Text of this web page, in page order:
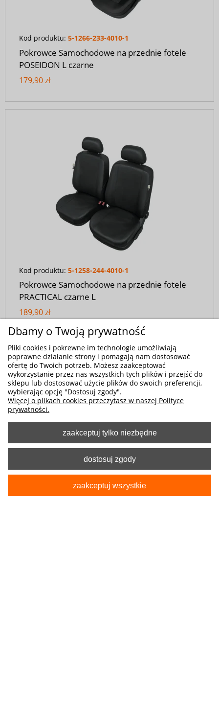
Kod produktu: 5-1266-233-4010-1
Pokrowce Samochodowe na przednie fotele
POSEIDON L czarne
179,90 zł
Kod produktu: 5-1258-244-4010-1
Pokrowce Samochodowe na przednie fotele
PRACTICAL czarne L
189,90 zł
Dbamy o Twoją prywatność
Pliki cookies i pokrewne im technologie umożliwiają
poprawne działanie strony i pomagają nam dostosować
ofertę do Twoich potrzeb. Możesz zaakceptować
wykorzystanie przez nas wszystkich tych plików i przejść do
sklepu lub dostosować użycie plików do swoich preferencji,
wybierając opcję "Dostosuj zgody".
Więcej o plikach cookies przeczytasz w naszej Polityce
prywatności.
zaakceptuj tylko niezbędne
dostosuj zgody
zaakceptuj wszystkie